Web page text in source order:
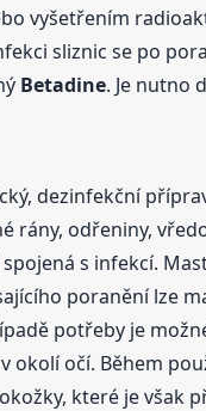
vyšetřením
sliznic se po
Betadine. Je nutno
dezinfekční
rány, odřeniny,
s infekcí.
poranění lze
potřeby je
okolí očí. Během
které je však